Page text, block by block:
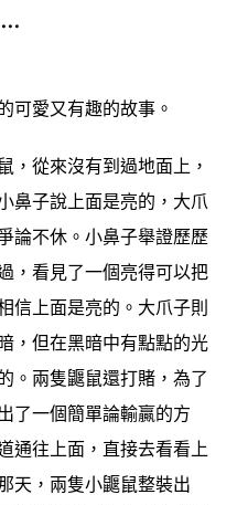
可愛又有趣的故事。
，從來沒有到過地面上，
鼻子說上面是亮的，大爪
論不休。小鼻子舉證歷歷
，看見了一個亮得可以把
信上面是亮的。大爪子則
，但在黑暗中有點點的光
。兩隻鼴鼠還打賭，為了
了一個簡單論輸贏的方
通往上面，直接去看看上
天，兩隻小鼴鼠整裝出